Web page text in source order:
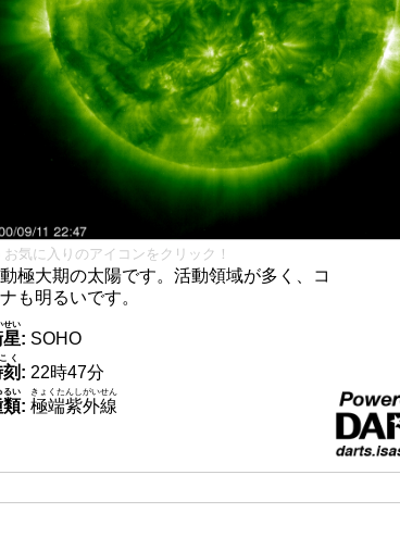
気に入りのアイコンをクリック！
極大期の太陽です。活動領域が多く、コ
も明るいです。
せい
: SOHO
く
: 22時47分
類
るい
: 極端紫外線
きょくたんしがいせん